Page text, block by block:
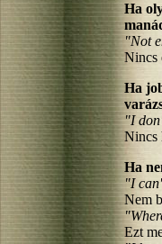
Ha
"Not
Nincs
Ha
"I
Nincs
Ha
"I
Nem
Ezt